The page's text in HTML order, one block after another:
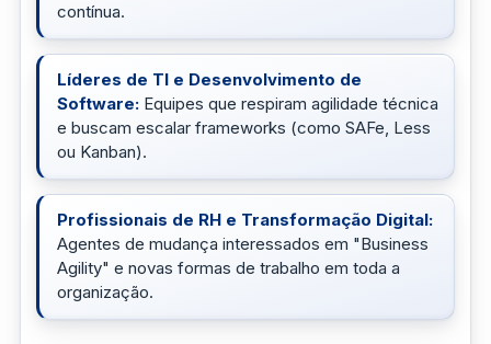
contínua.
Líderes de TI e Desenvolvimento de
Software: Equipes que respiram agilidade técnica
e buscam escalar frameworks (como SAFe, Less
ou Kanban).
Profissionais de RH e Transformação Digital:
Agentes de mudança interessados em "Business
Agility" e novas formas de trabalho em toda a
organização.